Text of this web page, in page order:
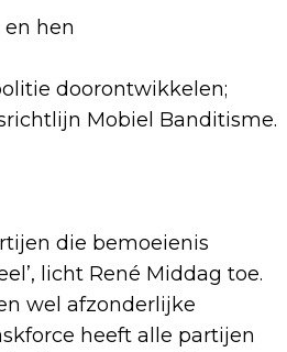
hen
doorontwikkelen;
Mobiel Banditisme.
die bemoeienis
licht René Middag toe.
wel afzonderlijke
heeft alle partijen